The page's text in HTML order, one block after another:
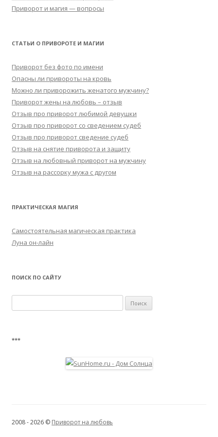
Приворот и магия — вопросы
СТАТЬИ О ПРИВОРОТЕ И МАГИИ
Приворот без фото по имени
Опасны ли привороты на кровь
Можно ли приворожить женатого мужчину?
Приворот жены на любовь – отзыв
Отзыв про приворот любимой девушки
Отзыв про приворот со сведением судеб
Отзыв про приворот сведение судеб
Отзыв на снятие приворота и защиту
Отзыв на любовный приворот на мужчину
Отзыв на рассорку мужа с другом
ПРАКТИЧЕСКАЯ МАГИЯ
Самостоятельная магическая практика
Луна он-лайн
ПОИСК ПО САЙТУ
***
2008 - 2026 © Приворот на любовь